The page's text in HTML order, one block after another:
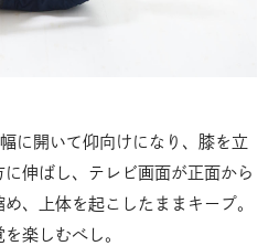
に開いて仰向けになり、膝を立
伸ばし、テレビ画面が正面から
、上体を起こしたままキープ。
楽しむべし。